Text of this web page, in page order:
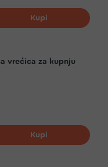
na listu želja
Kupi
vrećica za kupnju
na listu želja
Kupi